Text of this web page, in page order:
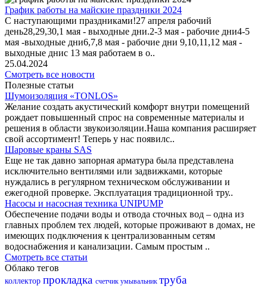
График работы на майские праздники 2024
С наступающими праздниками!27 апреля рабочий
день28,29,30,1 мая - выходные дни.2-3 мая - рабочие дни4-5
мая -выходные дни6,7,8 мая - рабочие дни 9,10,11,12 мая -
выходные днис 13 мая работаем в о..
25.04.2024
Смотреть все новости
Полезные статьи
Шумоизоляция «TONLOS»
Желание создать акустический комфорт внутри помещений
рождает повышенный спрос на современные материалы и
решения в области звукоизоляции.Наша компания расширяет
свой ассортимент! Теперь у нас появилс..
Шаровые краны SAS
Еще не так давно запорная арматура была представлена
исключительно вентилями или задвижками, которые
нуждались в регулярном техническом обслуживании и
ежегодной проверке. Эксплуатация традиционной тру..
Насосы и насосная техника UNIPUMP
Обеспечение подачи воды и отвода сточных вод – одна из
главных проблем тех людей, которые проживают в домах, не
имеющих подключения к централизованным сетям
водоснабжения и канализации. Самым простым ..
Смотреть все статьи
Облако тегов
коллектор прокладка счетчик умывальник труба